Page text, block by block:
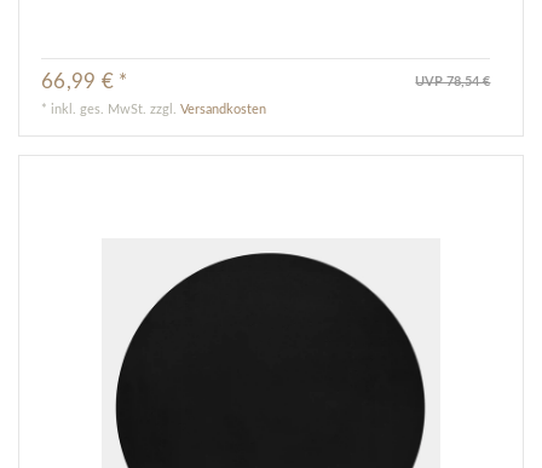
UVP 78,54 €
66,99 € *
* inkl. ges. MwSt. zzgl.Versandkosten